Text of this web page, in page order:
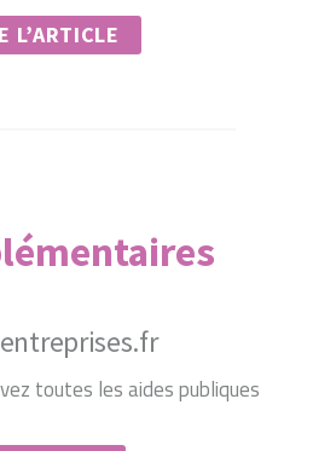
L’ARTICLE
toutes les aides publiques